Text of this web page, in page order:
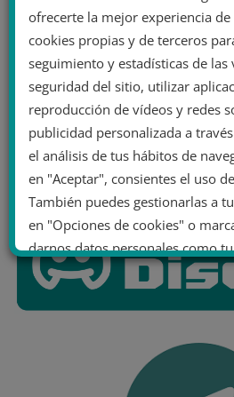
ofrecerte la mejor experiencia
cookies propias y de terceros
seguimiento y estadísticas de las
seguridad del sitio, utilizar
reproducción de vídeos y redes
publicidad personalizada a
el análisis de tus hábitos de
en "Aceptar", consientes el uso
También puedes gestionarlas a
en "Opciones de cookies" o
darnos datos personales como
último, puedes leer nuestra
Opciones de cookies